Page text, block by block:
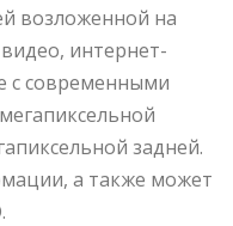
возложенной на
интернет-
с современными
задней.
а также может